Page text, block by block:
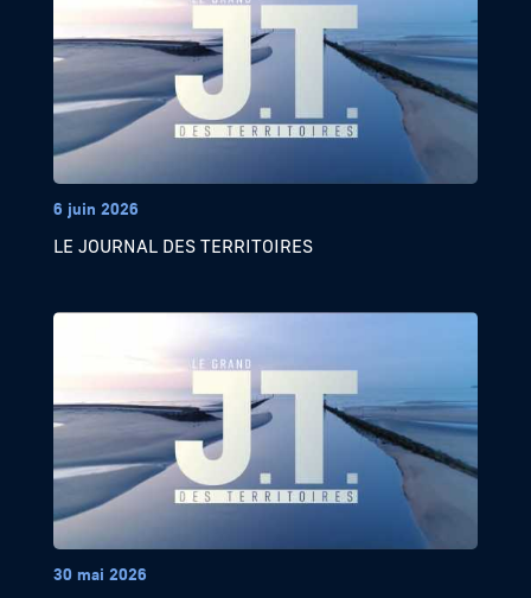
6 juin 2026
LE JOURNAL DES TERRITOIRES
30 mai 2026